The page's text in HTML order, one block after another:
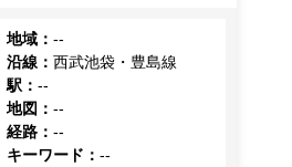
地域 ：--
沿線 ：西武池袋・豊島線
駅 ：--
地図 ：--
経路 ：--
キーワード ：--